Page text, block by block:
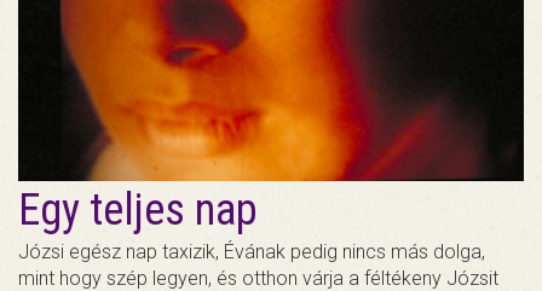
Egy teljes nap
Józsi egész nap taxizik, Évának pedig nincs más dolga,
mint hogy szép legyen, és otthon várja a féltékeny Józsit